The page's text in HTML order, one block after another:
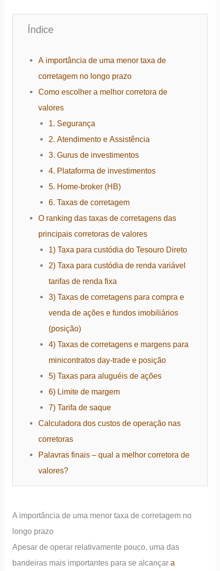
Índice
A importância de uma menor taxa de
corretagem no longo prazo
Como escolher a melhor corretora de
valores
1. Segurança
2. Atendimento e Assistência
3. Gurus de investimentos
4. Plataforma de investimentos
5. Home-broker (HB)
6. Taxas de corretagem
O ranking das taxas de corretagens das
principais corretoras de valores
1) Taxa para custódia do Tesouro Direto
2) Taxa para custódia de renda variável
tarifas de renda fixa
3) Taxas de corretagens para compra e
venda de ações e fundos imobiliários
(posição)
4) Taxas de corretagens e margens para
minicontratos day-trade e posição
5) Taxas para aluguéis de ações
6) Limite de margem
7) Tarifa de saque
Calculadora dos custos de operação nas
corretoras
Palavras finais – qual a melhor corretora de
valores?
A importância de uma menor taxa de corretagem no
longo prazo
Apesar de operar relativamente pouco, uma das
bandeiras mais importantes para se alcançara